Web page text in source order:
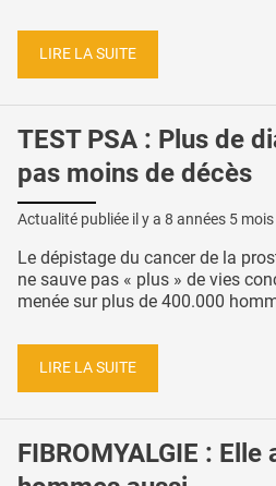
LIRE LA SUITE
TEST PSA : Plus de
pas moins de décès
Actualité publiée il y a 8 années 5 mois
Le dépistage du cancer de la
ne sauve pas « plus » de vies
menée sur plus de 400.000
LIRE LA SUITE
FIBROMYALGIE :